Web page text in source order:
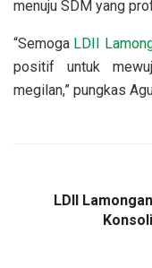
menuju SDM yang
“Semoga LDII
positif untuk
megilan,” pungkas
LDII